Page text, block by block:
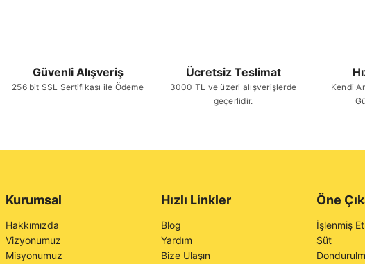
Güvenli Alışveriş
256 bit SSL Sertifikası ile Ödeme
Ücretsiz Teslimat
3000 TL ve üzeri alışverişlerde
geçerlidir.
Kendi
Kurumsal
Hakkımızda
Vizyonumuz
Misyonumuz
Hızlı Linkler
Blog
Yardım
Bize Ulaşın
Öne
İşlenmiş
Süt